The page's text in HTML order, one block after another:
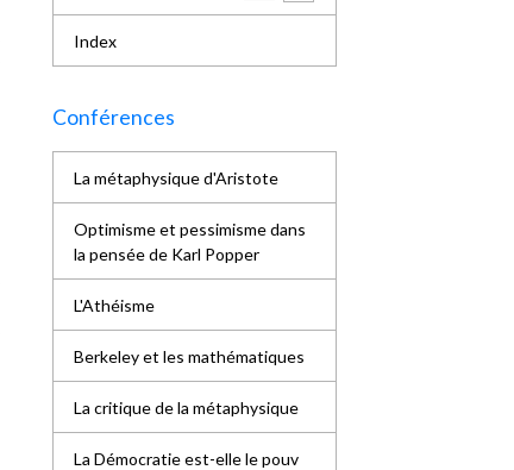
Index
Conférences
La métaphysique d'Aristote
Optimisme et pessimisme dans
la pensée de Karl Popper
L'Athéisme
Berkeley et les mathématiques
La critique de la métaphysique
La Démocratie est-elle le pouv